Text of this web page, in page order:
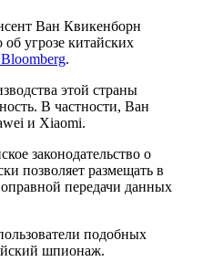
Ван Квикенборн
угрозе китайских
.
этой страны
В частности, Ван
и Xiaomi.
законодательство о
позволяет размещать в
передачи данных
подобных
шпионаж.